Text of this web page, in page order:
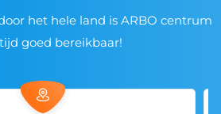
het hele land is ARBO centrum
goed bereikbaar!